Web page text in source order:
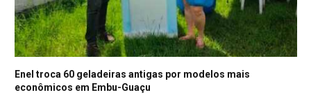
Enel troca 60 geladeiras antigas por modelos mais
econômicos em Embu-Guaçu